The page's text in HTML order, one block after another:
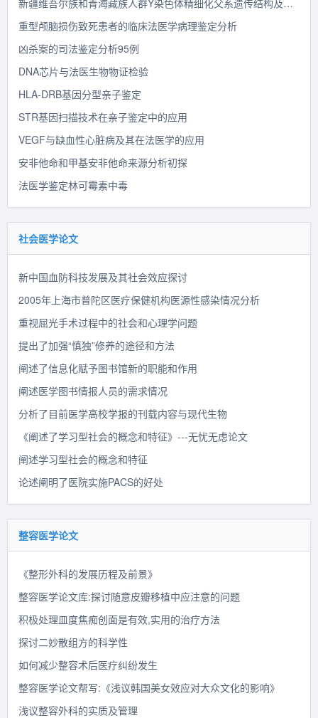
新疆维吾尔族和青海藏族人群Y染色体精细化父系遗传结构及法医学探讨
重型颅脑损伤致死患者的临床法医学病理鉴定分析
凶杀案的司法鉴定分析95例
DNA芯片与法医生物物证检验
HLA-DRB基因分型亲子鉴定
STR基因扫描技术在亲子鉴定中的应用
VEGF与缺血性心脏病及其在法医学的应用
安非他命和甲基安非他命来源分析初探
法医学鉴定林可霉素中毒
社会医学论文
新中国血防科技发展及其社会效应探讨
2005年上海市普陀区医疗保健机构医源性感染情况分析
重视屈光手术过程中的社会和心理学问题
提出了加强“慎独”修养的途径和方法
阐述了信息化赋予图书馆新的职能和作用
阐述医学图书情报人员的需求情况
分析了目前医学高校学报的刊载内容与现代生物
《阐述了学习型社会的概念和特征》---无忧无虑论文
阐述学习型社会的概念和特征
论述阐明了医院实施PACS的好处
整容医学论文
《整形外科的发展历程及前景》
整容医学论文库:探讨随意皮瓣移植中应注意的问题
积极处理皿度焦痴创面是有效,实用的治疗方法
探讨二妙散组方的科学性
如何减少整容术后医疗纠纷发生
整容医学论文帮写:《浅议韩国美女效应对大众文化的影响》
浅议整容外科的实质及管理